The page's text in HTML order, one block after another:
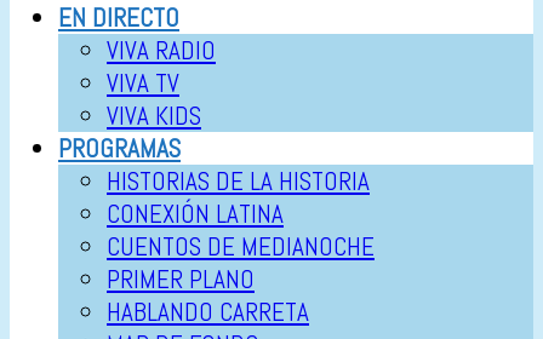
EN DIRECTO
VIVA RADIO
VIVA TV
VIVA KIDS
PROGRAMAS
HISTORIAS DE LA HISTORIA
CONEXIÓN LATINA
CUENTOS DE MEDIANOCHE
PRIMER PLANO
HABLANDO CARRETA